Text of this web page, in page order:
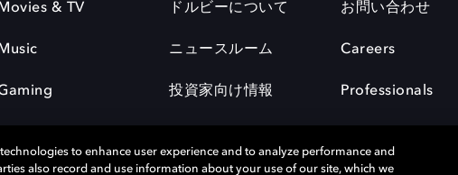
Movies & TV
Music
ドルビーについて
ニュースルーム
投資家向け情報
お問い合わせ
Careers
Professionals
to enhance user experience and to analyze performance and
also record and use information about your use of our site, which we